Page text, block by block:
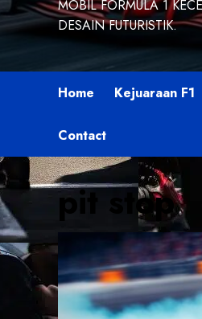
MOBIL FORMULA 1
DESAIN FUTURISTIK.
Home Kejuaraan F1
Contact
pit stop